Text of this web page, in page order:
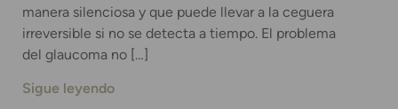
manera silenciosa y que puede llevar a la ceguera
irreversible si no se detecta a tiempo. El problema
del glaucoma no […]
Sigue leyendo